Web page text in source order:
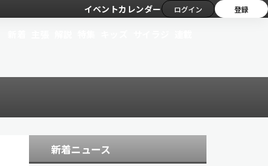
イベントカレンダー ログイン 登録
新着ニュース